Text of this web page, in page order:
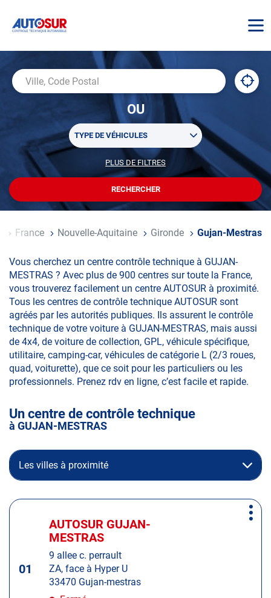
Code
Postal
À
,
OU
Sélectionner
un
plusieurs
recherche
TYPE DE VÉHICULES
PLUS DE FILTRES
POUR
PERSONNALISER
VOTRE
RECHERCHE
RECHERCHER
UN
CENTRE
AUTOSUR
France Nouvelle-Aquitaine Gironde Gujan-Mestras
Vous cherchez un centre contrôle technique à GUJAN-
MESTRAS ? Avec plus de 900 centres sur toute la France,
vous trouverez facilement un centre AUTOSUR à proximité.
Tous les centres de contrôle technique AUTOSUR sont
agréés par les autorités publiques. Ils assurent le contrôle
technique de votre voiture à GUJAN-MESTRAS, mais aussi
de 4x4, de voiture de collection, GPL, véhicule spécifique,
utilitaire, camping-car, véhicules de catégorie L (2/3 roues,
quad, voiturette), que ce soit pour les particuliers ou les
professionnels. Prenez rdv en ligne, c’est facile et rapide.
Un centre de contrôle technique
à GUJAN-MESTRAS
Les villes à proximité
Appuyer
pour01
Centre
:
AUTOSUR GUJAN-
MESTRAS
9 allee c. perrault
ZA, face à Hyper U
33470 Gujan-mestras
Plus